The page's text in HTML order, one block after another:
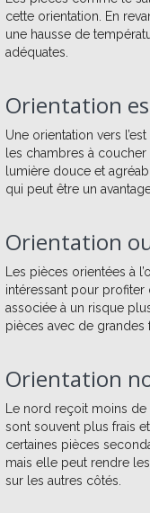
cette orientation. En
une hausse de
adéquates.
Orientation
Une orientation vers
les chambres à
lumière douce et
qui peut être un
Orientation
Les pièces orientées à
intéressant pour profiter
associée à un risque
pièces avec de grandes
Orientation
Le nord reçoit moins
sont souvent plus frais
certaines pièces
mais elle peut rendre
sur les autres côtés.